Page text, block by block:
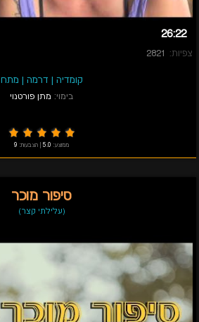
26:22
צפיות: 2821
קומדיה | דרמה | מתח
בימוי: מתן פורטנוי
ממוצע: 5.0 הצבעות: 9
סיפור מוכר
(עלילתי קצר)